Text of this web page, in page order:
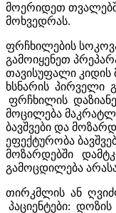
მოერიდეთ
მოხვედრას.
ფრჩხილების
გამოიყენეთ
თავისუფალი კიდის
ხსნარის პირველი
ფრჩხილის
მოცილება
ბავშვები და
ეფექტურობა
მოზარდებში
გამოცდილება
თირკმლის ან
პაციენტები: